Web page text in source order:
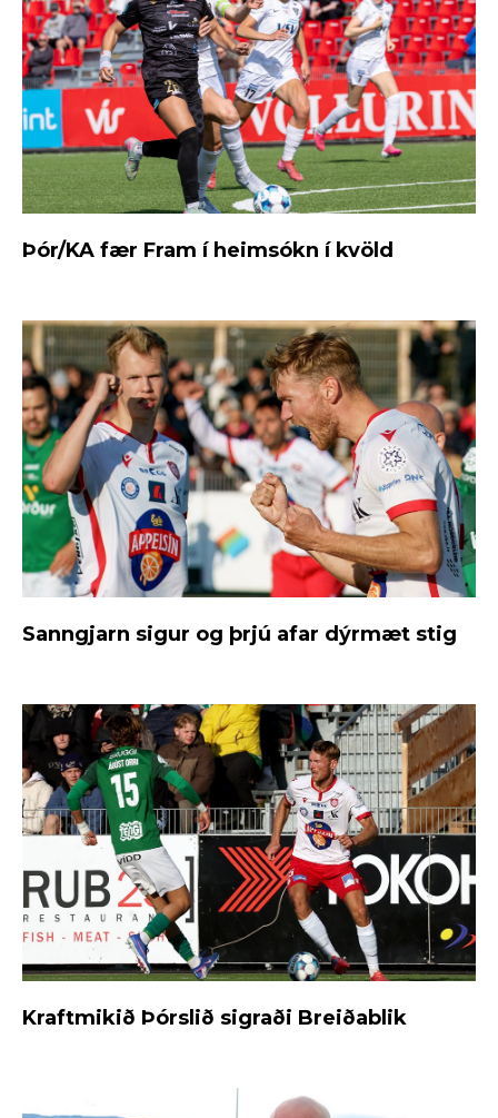
Þór/KA fær Fram í heimsókn í kvöld
Sanngjarn sigur og þrjú afar dýrmæt stig
Kraftmikið Þórslið sigraði Breiðablik